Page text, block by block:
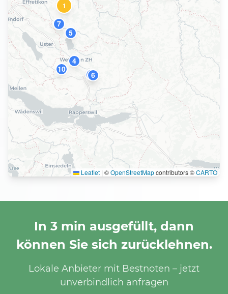
1
4
5
6
7
9
10
Leaflet | ©OpenStreetMapcontributors ©CARTO
In 3 min ausgefüllt, dann
können Sie sich zurücklehnen.
Lokale Anbieter mit Bestnoten – jetzt
unverbindlich anfragen